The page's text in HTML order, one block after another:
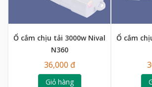
Ổ cắm chịu tải 3000w Nival
N360
36,000 đ
Giỏ hàng
Ổ cắm